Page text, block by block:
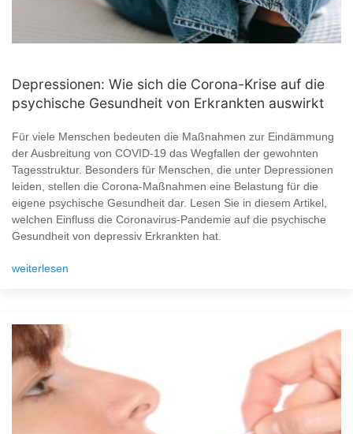
Depressionen: Wie sich die Corona-Krise auf die
psychische Gesundheit von Erkrankten auswirkt
Für viele Menschen bedeuten die Maßnahmen zur Eindämmung
der Ausbreitung von COVID-19 das Wegfallen der gewohnten
Tagesstruktur. Besonders für Menschen, die unter Depressionen
leiden, stellen die Corona-Maßnahmen eine Belastung für die
eigene psychische Gesundheit dar. Lesen Sie in diesem Artikel,
welchen Einfluss die Coronavirus-Pandemie auf die psychische
Gesundheit von depressiv Erkrankten hat.
weiterlesen